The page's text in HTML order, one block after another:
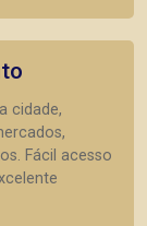
cidade,
Fácil acesso